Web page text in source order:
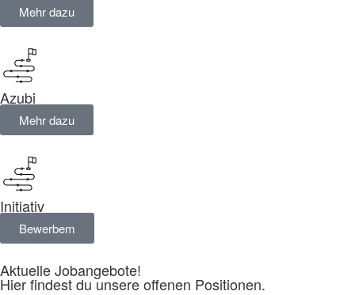
Mehr dazu
Azubi
Mehr dazu
Initiativ
Bewerbem
Aktuelle Jobangebote!
Hier findest du unsere offenen Positionen.